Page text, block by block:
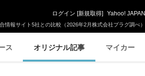
報サイト5社との比較（2026年2月株式会社プラグ調べ）
ログイン [新規取得] Yahoo! JAPAN
ス オリジナル記事 マイカー